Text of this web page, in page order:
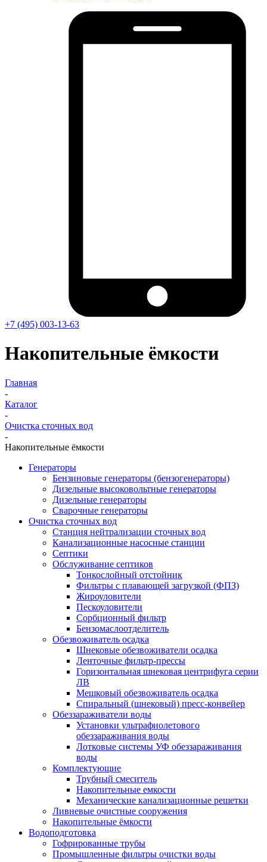
+7 (495) 003-13-63
Накопительные ёмкости
Главная
-
Каталог
-
Очистка сточных вод
-
Накопительные ёмкости
Генераторы
Бензиновые генераторы (бензогенераторы)
Дизельные высоковольтные генераторы
Дизельные генераторы
Сварочные генераторы
Очистка сточных вод
Станция нейтрализации сточных вод
Канализационные насосные станции
Септики
Обслуживание септиков
Тонкослойный отстойник
Фильтры с плавающей загрузкой (ФПЗ)
Жироуловители
Пескоуловители
Сорбционный фильтр
Бензомаслоотделитель
Обезвоживатель осадка
Шнековые обезвоживатели осадка
Ленточные фильтр-прессы
Горизонтальная шнековая центрифуга серии
ЛВ
Мешковый обезвоживатель осадка
Спиральный (шнековый) пресс-конвейер
Обеззараживатели воды
Установки ультрафиолетового
обеззараживания воды
Лотковые системы УФ обеззараживания
воды
Комплектующие
Трубный смеситель
Накопительные емкости
Механические канализационные решетки
Ливневые очистные сооружения
Накопительные ёмкости
Водоподготовка
Гофрированные трубы
Промышленные фильтры очистки воды